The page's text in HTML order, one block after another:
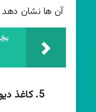
آن ها نشان
5. کاغذ دیواری با طرح هواپیما